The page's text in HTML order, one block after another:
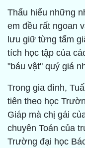
Thấu hiểu những
em đều rất ngoan
lưu giữ từng tấm
tích học tập của
"báu vật" quý giá
Trong gia đình,
tiên theo học
Giáp mà chị gái
chuyên Toán của
Trường đại học